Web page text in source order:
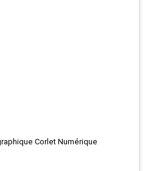
Corlet Numérique